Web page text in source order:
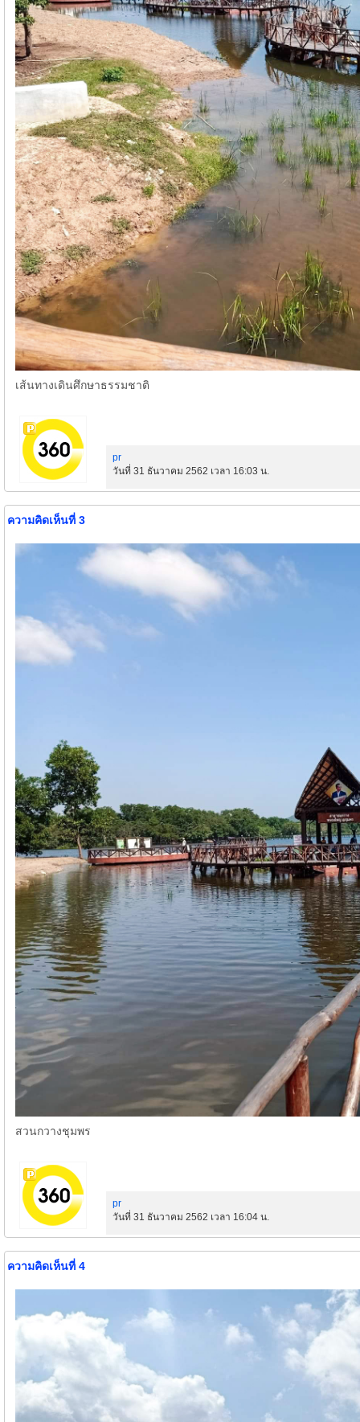
เส้นทางเดินศึกษาธรรมชาติ
pr
วันที่ 31 ธันวาคม 2562 เวลา 16:03 น.
ความคิดเห็นที่ 3
สวนกวางชุมพร
pr
วันที่ 31 ธันวาคม 2562 เวลา 16:04 น.
ความคิดเห็นที่ 4